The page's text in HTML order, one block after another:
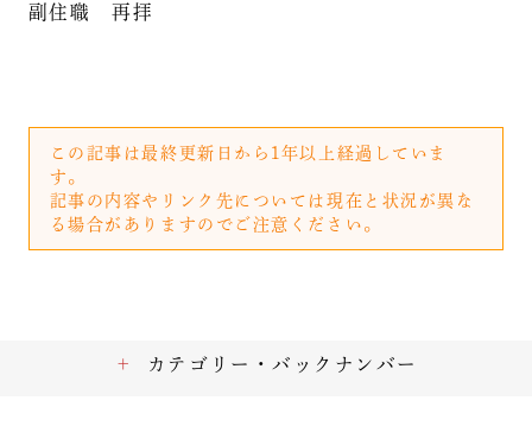
副住職 再拝
この記事は最終更新日から1年以上経過していま
す。
記事の内容やリンク先については現在と状況が異な
る場合がありますのでご注意ください。
カテゴリー・バックナンバー